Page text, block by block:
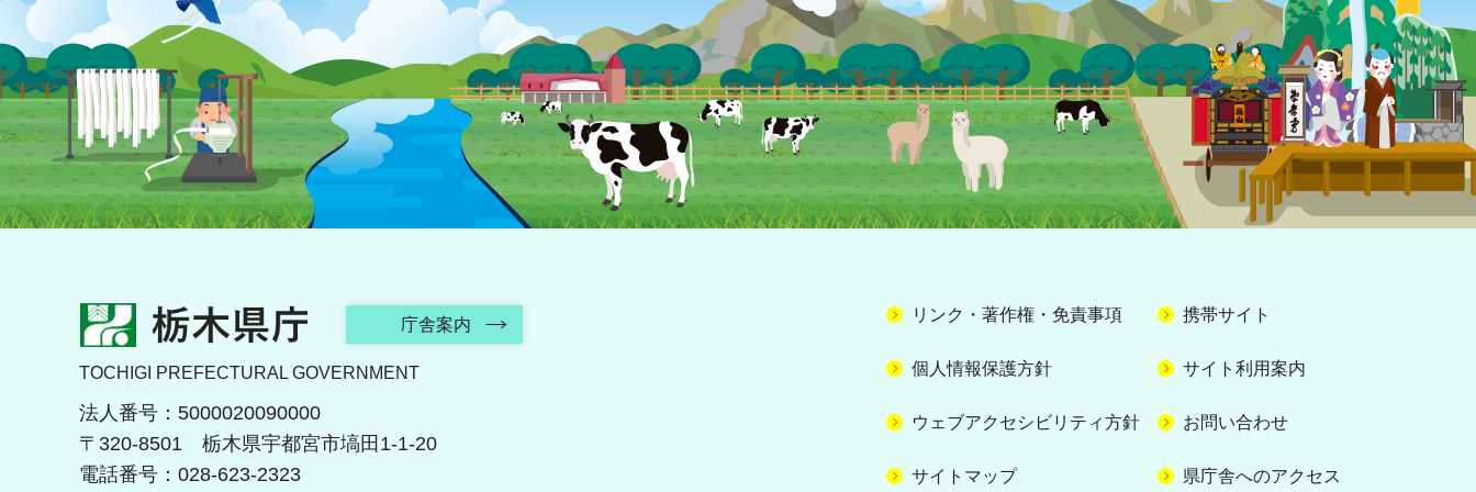
栃木県庁 庁舎案内
TOCHIGI PREFECTURAL GOVERNMENT
法人番号：5000020090000
〒320-8501 栃木県宇都宮市塙田1-1-20
電話番号：028-623-2323
リンク・著作権・免責事項 携帯サイト
個人情報保護方針 サイト利用案内
ウェブアクセシビリティ方針 お問い合わせ
サイトマップ 県庁舎へのアクセス